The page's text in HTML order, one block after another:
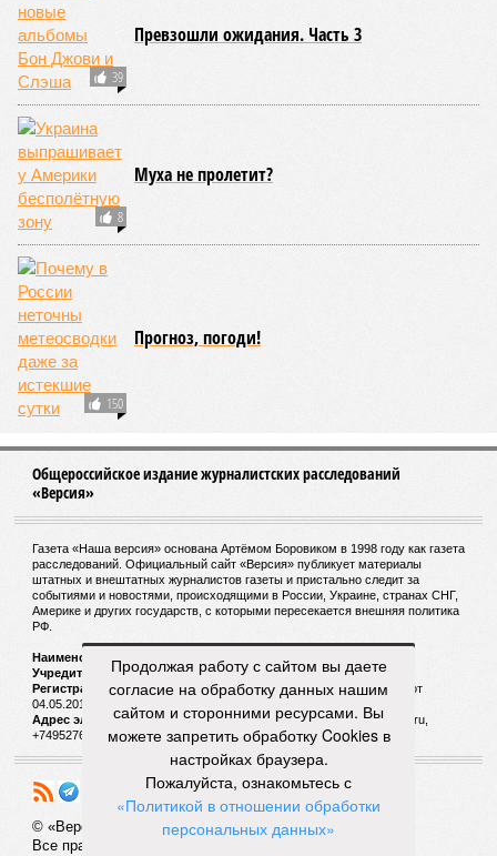
Однако, рассуждая об описанных схемах и
злонамеренности менеджеров «ЭФКО» с примкнувшей к
ним чиновницей Минпромторга, нельзя не задаться
вопросом: почему необходимость прибегать к
использованию зарубежных комплектующих оказывается
столь насущной?
Алексей Чадаев приводит такой пример:
сделать полностью российский моторчик. Ты можешь
выточить ротор и статор, но в России вообще не
производится неодимовая пыль, из которой делаются
магниты». «Запуск такого производства, чтобы оно
было экономически эффективным, – это годы и
миллиарды»
Но ведь как раз годы с миллиардами и имелись в
распоряжении государства! Стоит напомнить, что
программа импортозамещения была принята в 2014 году, то
есть 12 лет назад. К 2020-му кабинет предполагал снизить
показатели импортозависимости с исходных 70–90 до 50–
60%. На дворе 2026-й – во многих отечественных отраслях
производители только и заняты тем, что переклеивают
шильдики. Или программа импортозамещения изначально
предполагалась как чистой воды очковтирательство, или
ответственные за неё люди предпочитали не ограничивать
себя в сроках на её реализацию.
Но, может быть, что-то начнёт решительно меняться в этой
сфере с пресловутого дела «ЭФКО»? Вероятны кадровые
решения. По крайней мере так считает Святослав Голиков.
«Половченя, как замглавы управления беспилотных
систем и робототехники, выглядит пока всё же не
столько крышей, сколько ситуативной козой отпущения.
Посмотрим, будет ли дальнейшее развитие. Хотелось
бы», – указывает публицист.
Но ведь также назрели и изменения в самом образе
Продолжая работу с сайтом вы даете
согласие на обработку данных нашим
сайтом и сторонними ресурсами. Вы
можете запретить обработку Cookies в
настройках браузера.
Пожалуйста, ознакомьтесь с
«Политикой в отношении обработки
персональных данных»